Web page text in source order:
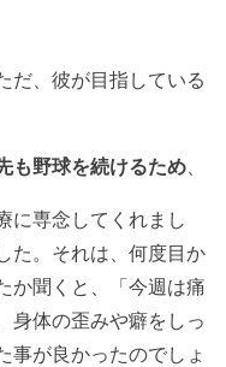
だ、彼が目指している
も野球を続けるため
に専念してくれまし
た。 それは、何度目か
か聞くと、
「今週は痛
身体の歪みや癖をしっ
事が良かったのでしょ